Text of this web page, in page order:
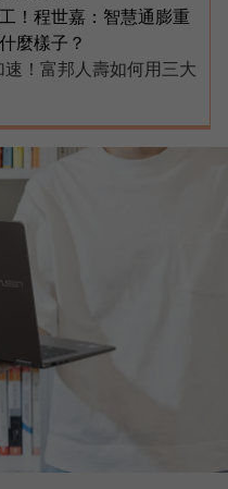
！程世嘉：智慧通膨重
麼樣子？
！富邦人壽如何用三大